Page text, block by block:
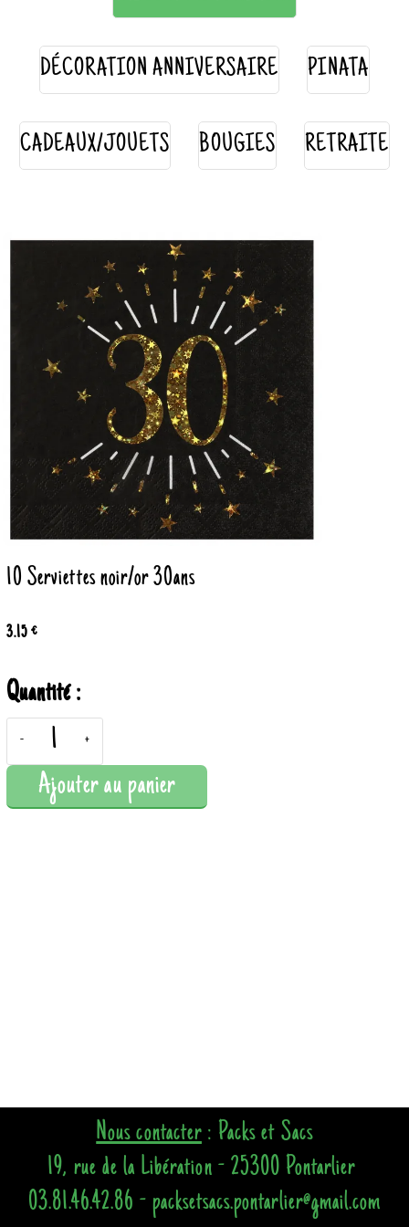
DÉCORATION ANNIVERSAIRE PINATA
CADEAUX/JOUETS BOUGIES RETRAITE
10 Serviettes noir/or 30ans
3.15 €
Quantité :
- +
Ajouter au panier
Nous contacter: Packs et Sacs
19, rue de la Libération - 25300 Pontarlier
03.81.46.42.86 - packsetsacs.pontarlier@gmail.com